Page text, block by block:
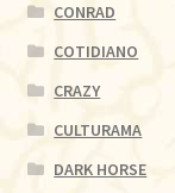
CONRAD
COTIDIANO
CRAZY
CULTURAMA
DARK HORSE